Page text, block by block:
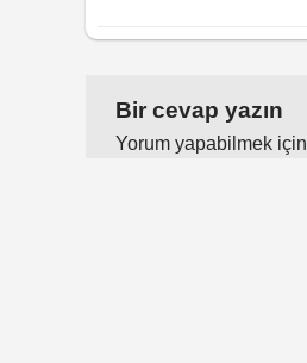
Bir cevap yazın
Yorum yapabilmek için